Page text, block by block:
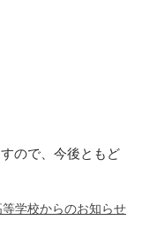
ので、今後ともど
等学校からのお知らせ